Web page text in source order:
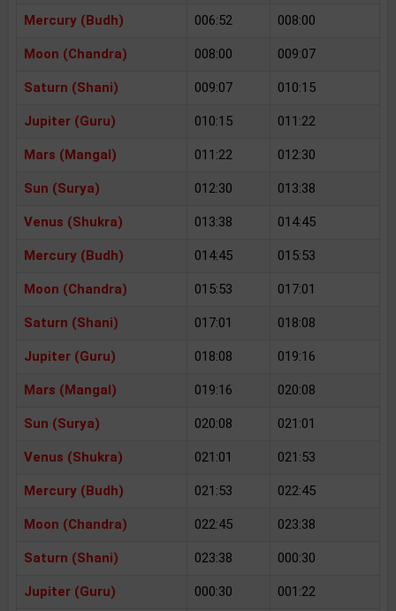
Mercury (Budh) 006:52 008:00
Moon (Chandra) 008:00 009:07
Saturn (Shani) 009:07 010:15
Jupiter (Guru) 010:15 011:22
Mars (Mangal) 011:22 012:30
Sun (Surya) 012:30 013:38
Venus (Shukra) 013:38 014:45
Mercury (Budh) 014:45 015:53
Moon (Chandra) 015:53 017:01
Saturn (Shani) 017:01 018:08
Jupiter (Guru) 018:08 019:16
Mars (Mangal) 019:16 020:08
Sun (Surya) 020:08 021:01
Venus (Shukra) 021:01 021:53
Mercury (Budh) 021:53 022:45
Moon (Chandra) 022:45 023:38
Saturn (Shani) 023:38 000:30
Jupiter (Guru) 000:30 001:22